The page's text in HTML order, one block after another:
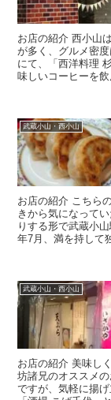
お店の紹介 西小山
が多く、グルメ密
にて、「西洋料理
味しいコーヒーを飲
武蔵小山・西小山
お店の紹介 こちら
きから気になって
りする形で武蔵小
年7月、満を持して
武蔵小山・西小山
お店の紹介 美味し
坊諸兄のオススメ
ですが、気軽に揚